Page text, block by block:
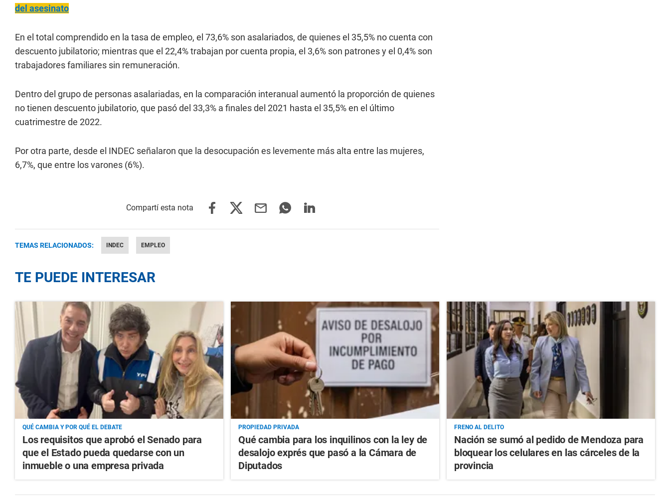
del asesinato
En el total comprendido en la tasa de empleo, el 73,6% son asalariados, de quienes el 35,5% no cuenta con
descuento jubilatorio; mientras que el 22,4% trabajan por cuenta propia, el 3,6% son patrones y el 0,4% son
trabajadores familiares sin remuneración.
Dentro del grupo de personas asalariadas, en la comparación interanual aumentó la proporción de quienes
no tienen descuento jubilatorio, que pasó del 33,3% a finales del 2021 hasta el 35,5% en el último
cuatrimestre de 2022.
Por otra parte, desde el INDEC señalaron que la desocupación es levemente más alta entre las mujeres,
6,7%, que entre los varones (6%).
TEMAS RELACIONADOS: INDEC EMPLEO
TE PUEDE INTERESAR
QUÉ CAMBIA Y POR QUÉ EL DEBATE
Los requisitos que aprobó el Senado para
que el Estado pueda quedarse con un
inmueble o una empresa privada
PROPIEDAD PRIVADA
Qué cambia para los inquilinos con la ley de
desalojo exprés que pasó a la Cámara de
Diputados
FRENO AL DELITO
Nación se sumó al pedido de Mendoza para
bloquear los celulares en las cárceles de la
provincia